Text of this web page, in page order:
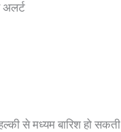
अलर्ट
से मध्यम बारिश हो सकती